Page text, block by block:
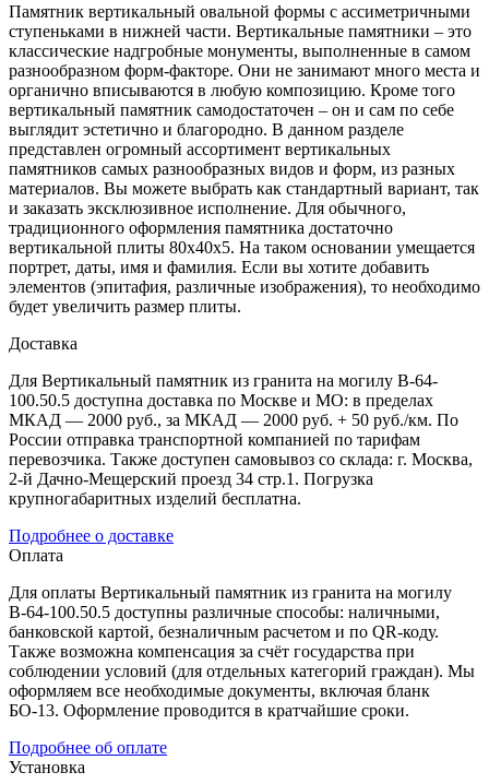
Памятник вертикальный овальной формы с ассиметричными
ступеньками в нижней части. Вертикальные памятники – это
классические надгробные монументы, выполненные в самом
разнообразном форм-факторе. Они не занимают много места и
органично вписываются в любую композицию. Кроме того
вертикальный памятник самодостаточен – он и сам по себе
выглядит эстетично и благородно. В данном разделе
представлен огромный ассортимент вертикальных
памятников самых разнообразных видов и форм, из разных
материалов. Вы можете выбрать как стандартный вариант, так
и заказать эксклюзивное исполнение. Для обычного,
традиционного оформления памятника достаточно
вертикальной плиты 80х40х5. На таком основании умещается
портрет, даты, имя и фамилия. Если вы хотите добавить
элементов (эпитафия, различные изображения), то необходимо
будет увеличить размер плиты.
Доставка
Для Вертикальный памятник из гранита на могилу В-64-
100.50.5 доступна доставка по Москве и МО: в пределах
МКАД — 2000 руб., за МКАД — 2000 руб. + 50 руб./км. По
России отправка транспортной компанией по тарифам
перевозчика. Также доступен самовывоз со склада: г. Москва,
2-й Дачно-Мещерский проезд 34 стр.1. Погрузка
крупногабаритных изделий бесплатна.
Подробнее о доставке
Оплата
Для оплаты Вертикальный памятник из гранита на могилу
В-64-100.50.5 доступны различные способы: наличными,
банковской картой, безналичным расчетом и по QR-коду.
Также возможна компенсация за счёт государства при
соблюдении условий (для отдельных категорий граждан). Мы
оформляем все необходимые документы, включая бланк
БО-13. Оформление проводится в кратчайшие сроки.
Подробнее об оплате
Установка